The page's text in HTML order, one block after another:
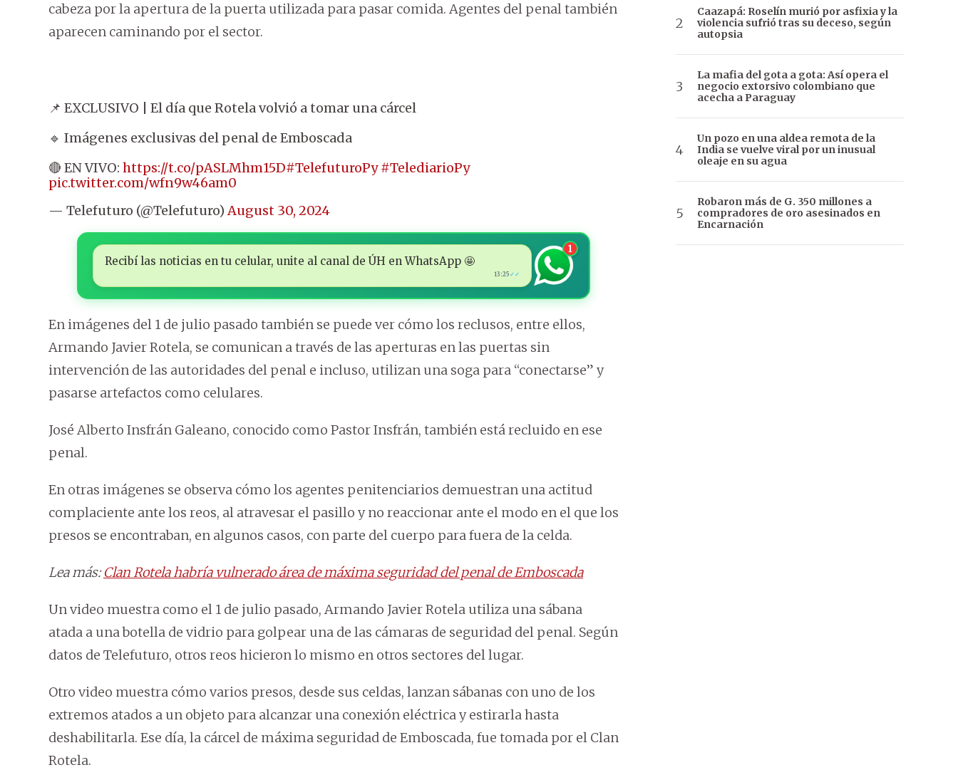
cabeza por la apertura de la puerta utilizada para pasar comida. Agentes del penal también
aparecen caminando por el sector.
📌 EXCLUSIVO | El día que Rotela volvió a tomar una cárcel
🔹 Imágenes exclusivas del penal de Emboscada
🔴 EN VIVO: https://t.co/pASLMhm15D#TelefuturoPy #TelediarioPy
pic.twitter.com/wfn9w46am0
— Telefuturo (@Telefuturo)August 30, 2024
Recibí las noticias en tu celular, unite al canal de ÚH en WhatsApp 🤩
13:25 ✓✓
1
En imágenes del 1 de julio pasado también se puede ver cómo los reclusos, entre ellos,
Armando Javier Rotela, se comunican a través de las aperturas en las puertas sin
intervención de las autoridades del penal e incluso, utilizan una soga para “conectarse” y
pasarse artefactos como celulares.
José Alberto Insfrán Galeano, conocido como Pastor Insfrán, también está recluido en ese
penal.
En otras imágenes se observa cómo los agentes penitenciarios demuestran una actitud
complaciente ante los reos, al atravesar el pasillo y no reaccionar ante el modo en el que los
presos se encontraban, en algunos casos, con parte del cuerpo para fuera de la celda.
Lea más:Clan Rotela habría vulnerado área de máxima seguridad del penal de Emboscada
Un video muestra como el 1 de julio pasado, Armando Javier Rotela utiliza una sábana
atada a una botella de vidrio para golpear una de las cámaras de seguridad del penal. Según
datos de Telefuturo, otros reos hicieron lo mismo en otros sectores del lugar.
Otro video muestra cómo varios presos, desde sus celdas, lanzan sábanas con uno de los
extremos atados a un objeto para alcanzar una conexión eléctrica y estirarla hasta
deshabilitarla. Ese día, la cárcel de máxima seguridad de Emboscada, fue tomada por el Clan
Rotela.
Caazapá: Roselín murió por asfixia y la
violencia sufrió tras su deceso, según
autopsia
La mafia del gota a gota: Así opera el
negocio extorsivo colombiano que
acecha a Paraguay
Un pozo en una aldea remota de la
India se vuelve viral por un inusual
oleaje en su agua
Robaron más de G. 350 millones a
compradores de oro asesinados en
Encarnación